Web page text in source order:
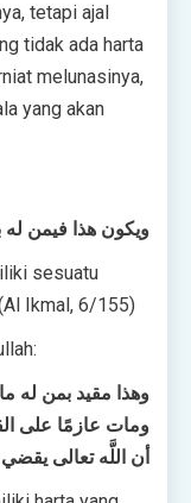
tetapi ajal
tidak ada harta
melunasinya,
yang akan
ويكون هذا فيمن له
sesuatu
Ikmal, 6/155)
وهذا مقيد بمن له
ومات عازمًا على
أن اللَّه تعالى